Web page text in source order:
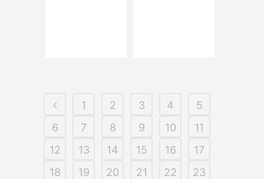
1 2 3 4
5
6
7 8 9 10
11
12
13 14 15 16
17
18
19 20 21 22 23